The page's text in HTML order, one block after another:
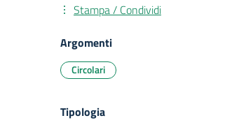
Stampa / Condividi
Argomenti
Circolari
Tipologia